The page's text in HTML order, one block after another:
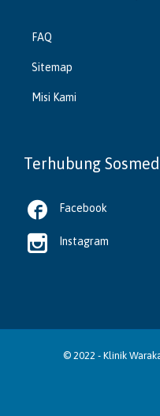
FAQ
Sitemap
Misi Kami
Terhubung Sosmed
 Facebook
 Instagram
© 2022 - Klinik